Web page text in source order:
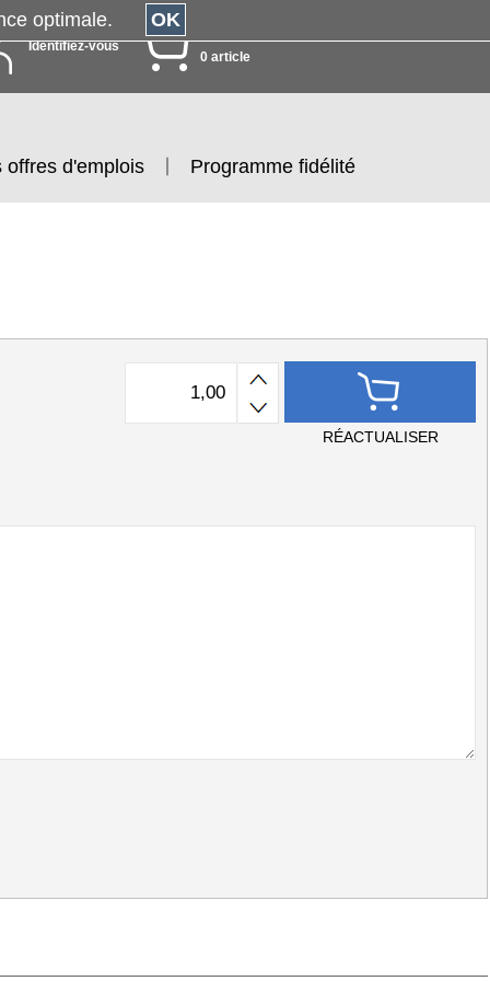
Identifiez-vous
0 article
offres d'emplois Programme fidélité
RÉACTUALISER
optimale. OK